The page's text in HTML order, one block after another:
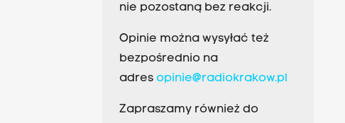
nie pozostaną bez reakcji.
Opinie można wysyłać też
bezpośrednio na
adres opinie@radiokrakow.pl
Zapraszamy również do